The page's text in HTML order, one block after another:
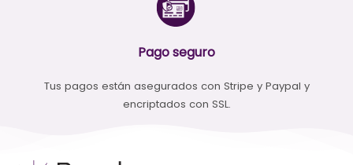
Pago seguro
Tus pagos están asegurados con Stripe y Paypal y
encriptados con SSL.